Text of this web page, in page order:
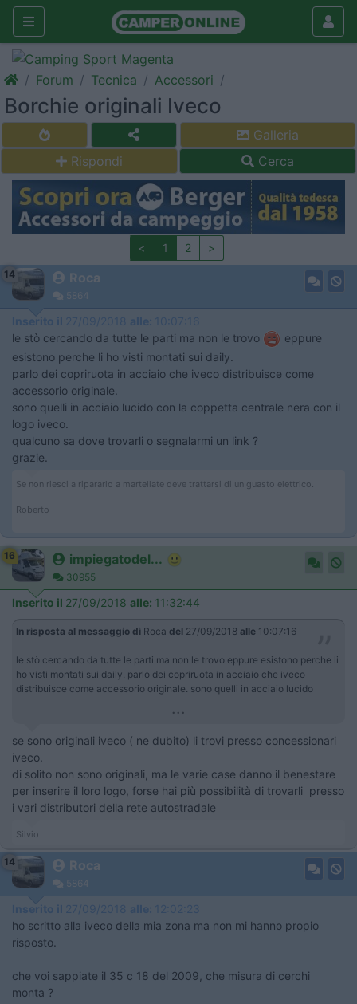
Forum Tecnica Accessori
Borchie originali Iveco
Galleria
Rispondi
Cerca
< 1 2 >
14 Roca
5864
Inserito il 27/09/2018 alle: 10:07:16
le stò cercando da tutte le parti ma non le trovo
eppure
esistono perche li ho visti montati sui daily.
parlo dei copriruota in acciaio che iveco distribuisce come
accessorio originale.
sono quelli in acciaio lucido con la coppetta centrale nera con il
logo iveco.
qualcuno sa dove trovarli o segnalarmi un link ?
grazie.
Se non riesci a ripararlo a martellate deve trattarsi di un guasto elettrico.
Roberto
16 impiegatodel...
30955
Inserito il 27/09/2018 alle: 11:32:44
In risposta al messaggio di Roca del 27/09/2018 alle 10:07:16
le stò cercando da tutte le parti ma non le trovo eppure esistono perche li
ho visti montati sui daily. parlo dei copriruota in acciaio che iveco
distribuisce come accessorio originale. sono quelli in acciaio lucido
...
se sono originali iveco ( ne dubito) li trovi presso concessionari
iveco.
di solito non sono originali, ma le varie case danno il benestare
per inserire il loro logo, forse hai più possibilità di trovarli presso
i vari distributori della rete autostradale
Silvio
14 Roca
5864
Inserito il 27/09/2018 alle: 12:02:23
ho scritto alla iveco della mia zona ma non mi hanno propio
risposto.
che voi sappiate il 35 c 18 del 2009, che misura di cerchi
monta ?